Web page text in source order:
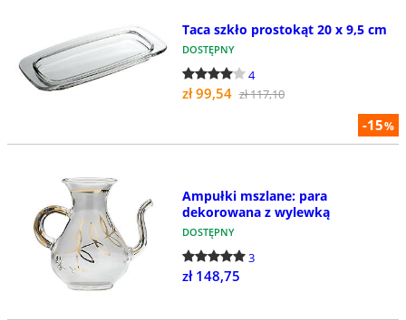
-15%
Taca szkło prostokąt 20 x 9,5 cm
DOSTĘPNY
4
zł 99,54 zł 117,10
Ampułki mszlane: para
dekorowana z wylewką
DOSTĘPNY
3
zł 148,75